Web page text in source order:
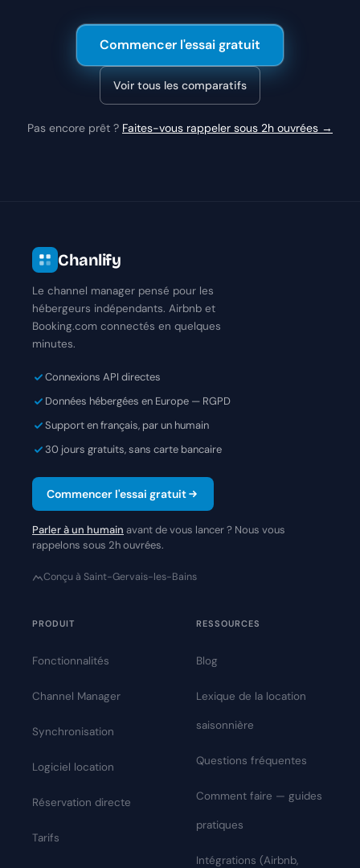
Commencer l'essai gratuit
Voir tous les comparatifs
Pas encore prêt ? Faites-vous rappeler sous 2h ouvrées →
Chanlify
Le channel manager pensé pour les
hébergeurs indépendants. Airbnb et
Booking.com connectés en quelques
minutes.
Connexions API directes
Données hébergées en Europe — RGPD
Support en français, par un humain
30 jours gratuits, sans carte bancaire
Commencer l'essai gratuit
Parler à un humain avant de vous lancer ? Nous vous
rappelons sous 2h ouvrées.
Conçu à Saint-Gervais-les-Bains
PRODUIT
Fonctionnalités
Channel Manager
Synchronisation
Logiciel location
Réservation directe
Tarifs
RESSOURCES
Blog
Lexique de la location
saisonnière
Questions fréquentes
Comment faire — guides
pratiques
Intégrations (Airbnb,